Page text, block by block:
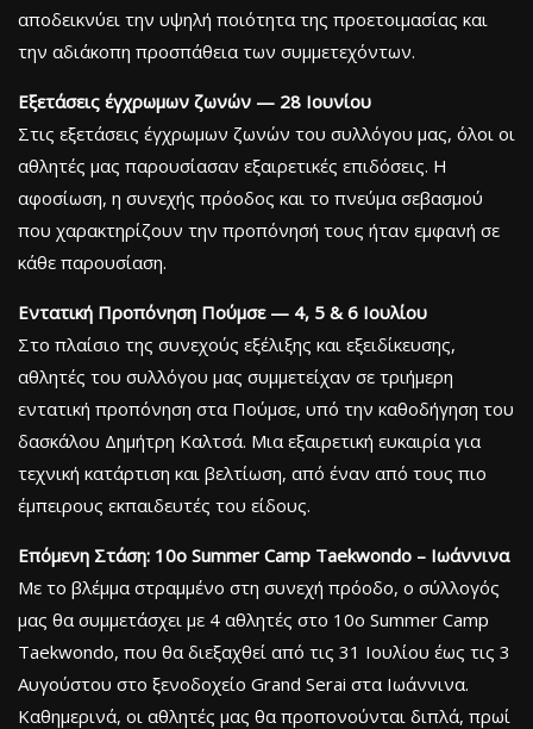
αποδεικνύει την υψηλή ποιότητα της προετοιμασίας και
την αδιάκοπη προσπάθεια των συμμετεχόντων.
Εξετάσεις έγχρωμων ζωνών — 28 Ιουνίου
Στις εξετάσεις έγχρωμων ζωνών του συλλόγου μας, όλοι οι
αθλητές μας παρουσίασαν εξαιρετικές επιδόσεις. Η
αφοσίωση, η συνεχής πρόοδος και το πνεύμα σεβασμού
που χαρακτηρίζουν την προπόνησή τους ήταν εμφανή σε
κάθε παρουσίαση.
Εντατική Προπόνηση Πούμσε — 4, 5 & 6 Ιουλίου
Στο πλαίσιο της συνεχούς εξέλιξης και εξειδίκευσης,
αθλητές του συλλόγου μας συμμετείχαν σε τριήμερη
εντατική προπόνηση στα Πούμσε, υπό την καθοδήγηση του
δασκάλου Δημήτρη Καλτσά. Μια εξαιρετική ευκαιρία για
τεχνική κατάρτιση και βελτίωση, από έναν από τους πιο
έμπειρους εκπαιδευτές του είδους.
Επόμενη Στάση: 10ο Summer Camp Taekwondo – Ιωάννινα
Με το βλέμμα στραμμένο στη συνεχή πρόοδο, ο σύλλογός
μας θα συμμετάσχει με 4 αθλητές στο 10ο Summer Camp
Taekwondo, που θα διεξαχθεί από τις 31 Ιουλίου έως τις 3
Αυγούστου στο ξενοδοχείο Grand Serai στα Ιωάννινα.
Καθημερινά, οι αθλητές μας θα προπονούνται διπλά, πρωί